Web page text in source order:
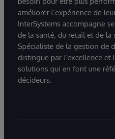
améliorer l’expérience de
InterSystems accompagne
de la santé, du retail et de la
Spécialiste de la gestion de
distingue par l’excellence et
solutions qui en font une
décideurs.